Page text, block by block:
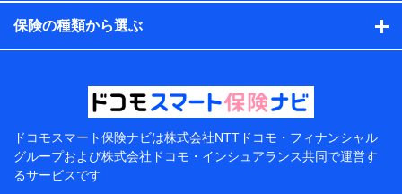
的、保険商品の内容、保険料、保険料のお支払方法、車
のメーカーや走行距離などの情報、建物の構造や築年数
などの情報、ペットの種類や年齢などの情報などが含ま
提供当事者から受領当事者が個人データを取得する方法
電子的・電磁的方法等
【共同して利用する者の範囲】
当社
株式会社NTTドコモ・フィナンシャルグループ
保険の種類から選ぶ
ドコモスマート保険ナビは株式会社NTTドコモ・フィナンシャル
グループおよび株式会社ドコモ・インシュアランス共同で運営す
るサービスです